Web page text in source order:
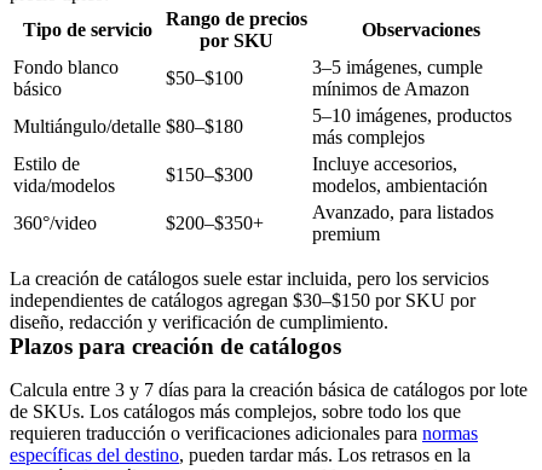
Tipo de servicio
Rango de precios
por SKU
Observaciones
Fondo blanco
básico
$50–$100
3–5 imágenes, cumple
mínimos de Amazon
Multiángulo/detalle $80–$180
5–10 imágenes, productos
más complejos
Estilo de
vida/modelos
$150–$300
Incluye accesorios,
modelos, ambientación
360°/video
$200–$350+
Avanzado, para listados
premium
La creación de catálogos suele estar incluida, pero los servicios
independientes de catálogos agregan $30–$150 por SKU por
diseño, redacción y verificación de cumplimiento.
Plazos para creación de catálogos
Calcula entre 3 y 7 días para la creación básica de catálogos por lote
de SKUs. Los catálogos más complejos, sobre todo los que
requieren traducción o verificaciones adicionales para normas
específicas del destino, pueden tardar más. Los retrasos en la